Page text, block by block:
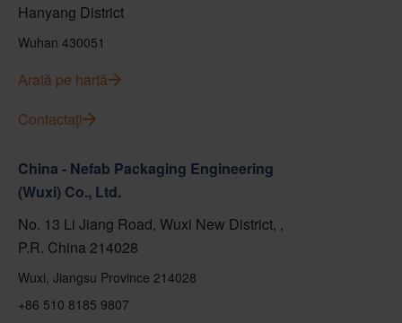
Hanyang District
Wuhan 430051
Arată pe hartă
Contactați
China - Nefab Packaging Engineering
(Wuxi) Co., Ltd.
No. 13 Li Jiang Road, Wuxi New District, ,
P.R. China 214028
Wuxi, Jiangsu Province 214028
+86 510 8185 9807